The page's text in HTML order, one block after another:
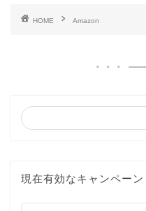
HOME Amazon
現在有効なキャンペーン